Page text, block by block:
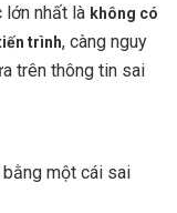
lớn nhất là không có
trình, càng nguy
trên thông tin sai
một cái sai